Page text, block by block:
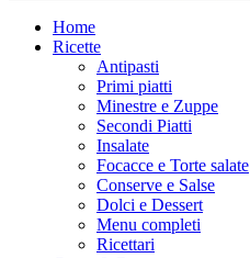
Home
Ricette
Antipasti
Primi piatti
Minestre e Zuppe
Secondi Piatti
Insalate
Focacce e Torte salate
Conserve e Salse
Dolci e Dessert
Menu completi
Ricettari